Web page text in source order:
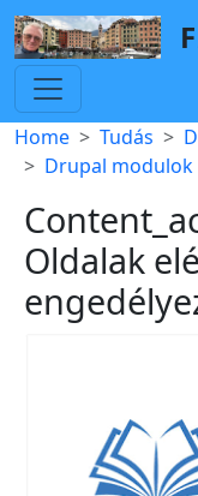
Skip to main content
Breadcrumb
Home Tudás
Drupal modulok
Oldalak